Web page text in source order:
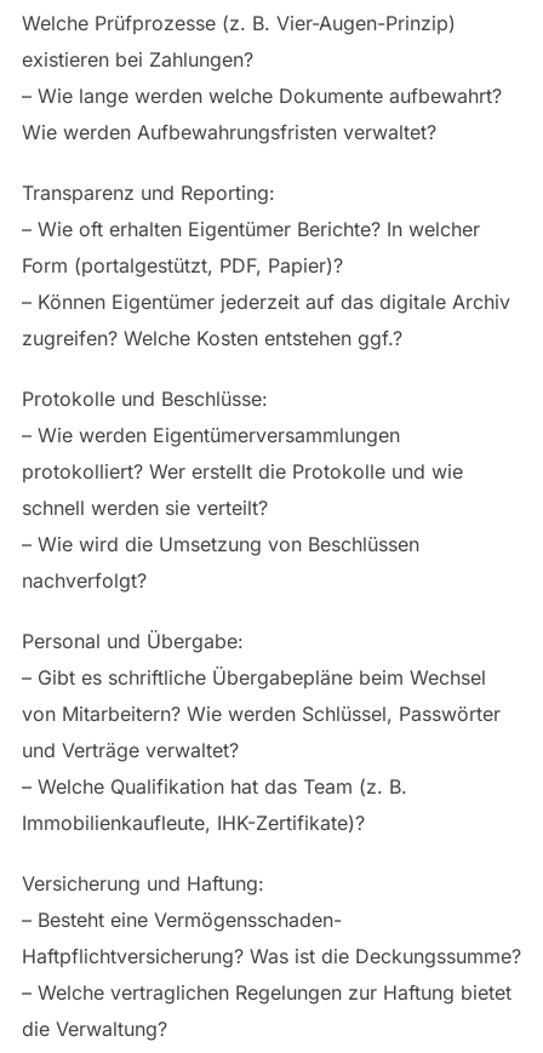
Welche Prüfprozesse (z. B. Vier-Augen-Prinzip)
existieren bei Zahlungen?
– Wie lange werden welche Dokumente aufbewahrt?
Wie werden Aufbewahrungsfristen verwaltet?
Transparenz und Reporting:
– Wie oft erhalten Eigentümer Berichte? In welcher
Form (portalgestützt, PDF, Papier)?
– Können Eigentümer jederzeit auf das digitale Archiv
zugreifen? Welche Kosten entstehen ggf.?
Protokolle und Beschlüsse:
– Wie werden Eigentümerversammlungen
protokolliert? Wer erstellt die Protokolle und wie
schnell werden sie verteilt?
– Wie wird die Umsetzung von Beschlüssen
nachverfolgt?
Personal und Übergabe:
– Gibt es schriftliche Übergabepläne beim Wechsel
von Mitarbeitern? Wie werden Schlüssel, Passwörter
und Verträge verwaltet?
– Welche Qualifikation hat das Team (z. B.
Immobilienkaufleute, IHK-Zertifikate)?
Versicherung und Haftung:
– Besteht eine Vermögensschaden-
Haftpflichtversicherung? Was ist die Deckungssumme?
– Welche vertraglichen Regelungen zur Haftung bietet
die Verwaltung?